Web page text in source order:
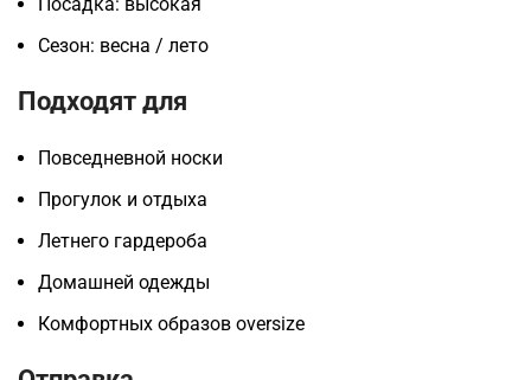
Сезон: весна / лето
Подходят для
Повседневной носки
Прогулок и отдыха
Летнего гардероба
Домашней одежды
Комфортных образов oversize